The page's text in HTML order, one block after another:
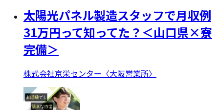
太陽光パネル製造スタッフで月収例
31万円って知ってた？＜山口県×寮
完備＞
株式会社京栄センター〈大阪営業所〉